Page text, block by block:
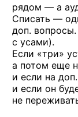
рядом — а
Списать —
доп.
с усами).
Если «три»
а потом еще
и если на
и если он
не